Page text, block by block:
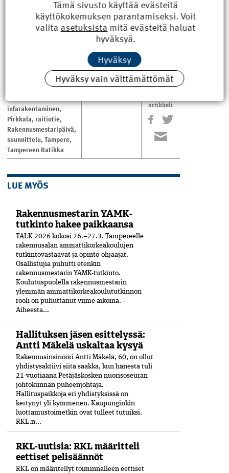
maailmanmestaruutensa. Heinonen puhuukin ratikasta
ylpeyttä äänessään.
”On ollut upeaa, että olen voinut osallistua tällaiseen
hankkeeseen kotikaupungissani.”
Teksti ja kuvat Antti Pulkkinen
ASIASANAT
infarakentaminen,
Pirkkala, raitiotie,
Rakennusmestaripäivä,
suunnittelu, Tampere,
Tampereen Ratikka
artikkeli
LUE MYÖS
Rakennusmestarin YAMK-
tutkinto hakee paikkaansa
TALK 2026 kokosi 26.–27.3. Tampereelle
rakennusalan ammattikorkeakoulujen
tutkintovastaavat ja opinto-ohjaajat.
Osallistujia puhutti etenkin
rakennusmestarin YAMK-tutkinto.
Koulutuspuolella rakennusmestarin
ylemmän ammattikorkeakoulututkinnon
rooli on puhuttanut viime ­aikoina. ­
Aiheesta...
Hallituksen jäsen esittelyssä:
Antti Mäkelä uskaltaa kysyä
Rakennusinsinööri Antti Mäkelä, 60, on ollut
yhdistysaktiivi siitä saakka, kun hänestä tuli
21-vuo­tiaana Petäjäskosken nuoriso­seuran
johtokunnan puheenjohtaja.
Hallituspaikkoja eri yhdistyksissä on
kertynyt yli kymmenen. Kaupunginkin
luottamustoimetkin ovat tulleet tutuiksi.
RKL:n...
RKL-uutisia: RKL määritteli
eettiset pelisäännöt
RKL on määritellyt toiminnalleen eettiset
Tämä sivusto käyttää evästeitä
käyttökokemuksen parantamiseksi. Voit
valita asetuksista mitä evästeitä haluat
hyväksyä.
Hyväksy
Hyväksy vain välttämättömät